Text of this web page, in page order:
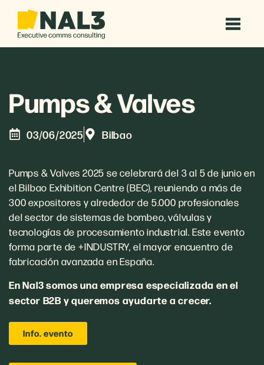
Pumps & Valves
03/06/2025 Bilbao
Pumps & Valves 2025 se celebrará del 3 al 5 de junio en
el Bilbao Exhibition Centre (BEC), reuniendo a más de
300 expositores y alrededor de 5.000 profesionales
del sector de sistemas de bombeo, válvulas y
tecnologías de procesamiento industrial. Este evento
forma parte de +INDUSTRY, el mayor encuentro de
fabricación avanzada en España.
En Nal3 somos una empresa especializada en el
sector B2By queremos ayudarte a crecer.
Info. evento